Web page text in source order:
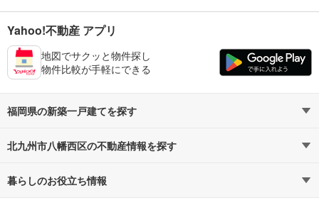
Yahoo!不動産 アプリ
地図でサクッと物件探し
物件比較が手軽にできる
福岡県の新築一戸建てを探す
路線・駅から探す 地域から探す
通勤・通学時間から探す
北九州市八幡西区の不動産情報を探す
不動産・住宅
暮らしのお役立ち情報